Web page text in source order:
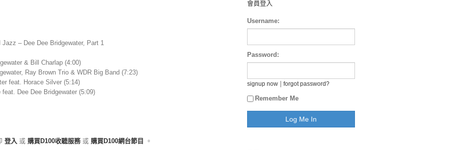
– Dee Dee Bridgewater, Part 1
& Bill Charlap (4:00)
Ray Brown Trio & WDR Big Band (7:23)
feat. Horace Silver (5:14)
Dee Dee Bridgewater (5:09)
登入 或 購買D100收聽服務 或 購買D100網台節目 。
會員登入
Username:
Password:
signup now forgot password?
Remember Me